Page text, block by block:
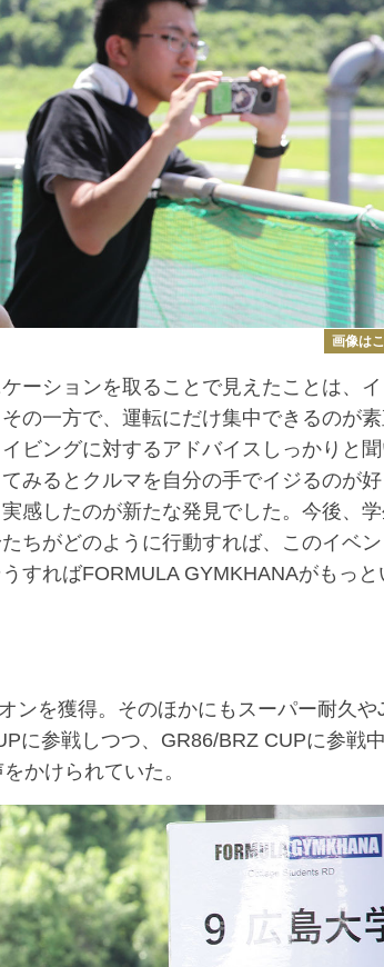
画像は
ーションを取ることで見えたことは、
の一方で、運転にだけ集中できるのが
ビングに対するアドバイスしっかりと
みるとクルマを自分の手でイジるのが
感したのが新たな発見でした。今後、
ちがどのように行動すれば、このイベ
すればFORMULA GYMKHANAがもっと
ンを獲得。そのほかにもスーパー耐久や
に参戦しつつ、GR86/BRZ CUPに参戦
かけられていた。